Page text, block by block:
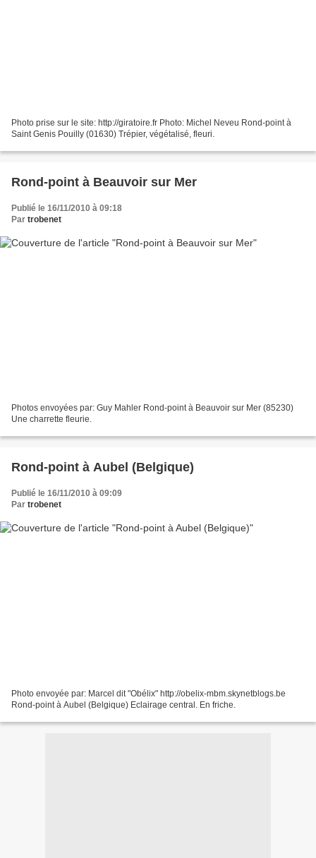
Photo prise sur le site: http://giratoire.fr Photo: Michel Neveu Rond-point à
Saint Genis Pouilly (01630) Trépier, végétalisé, fleuri.
Rond-point à Beauvoir sur Mer
Publié le 16/11/2010 à 09:18
Par trobenet
Photos envoyées par: Guy Mahler Rond-point à Beauvoir sur Mer (85230)
Une charrette fleurie.
Rond-point à Aubel (Belgique)
Publié le 16/11/2010 à 09:09
Par trobenet
Photo envoyée par: Marcel dit "Obélix" http://obelix-mbm.skynetblogs.be
Rond-point à Aubel (Belgique) Eclairage central. En friche.